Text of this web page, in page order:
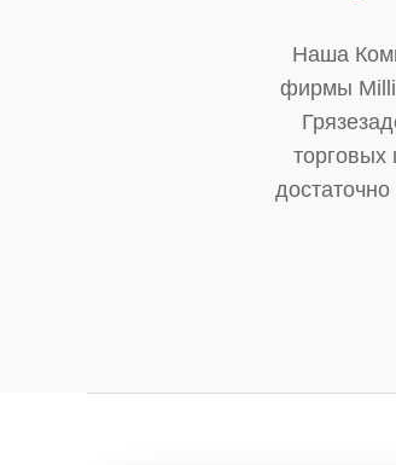
Наша
фирмы
торговых